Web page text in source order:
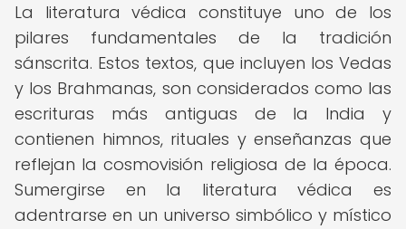
La literatura védica constituye uno de los
pilares fundamentales de la tradición
sánscrita. Estos textos, que incluyen los Vedas
y los Brahmanas, son considerados como las
escrituras más antiguas de la India y
contienen himnos, rituales y enseñanzas que
reflejan la cosmovisión religiosa de la época.
Sumergirse en la literatura védica es
adentrarse en un universo simbólico y místico